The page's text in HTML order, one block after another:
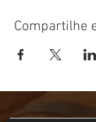
Compartilhe